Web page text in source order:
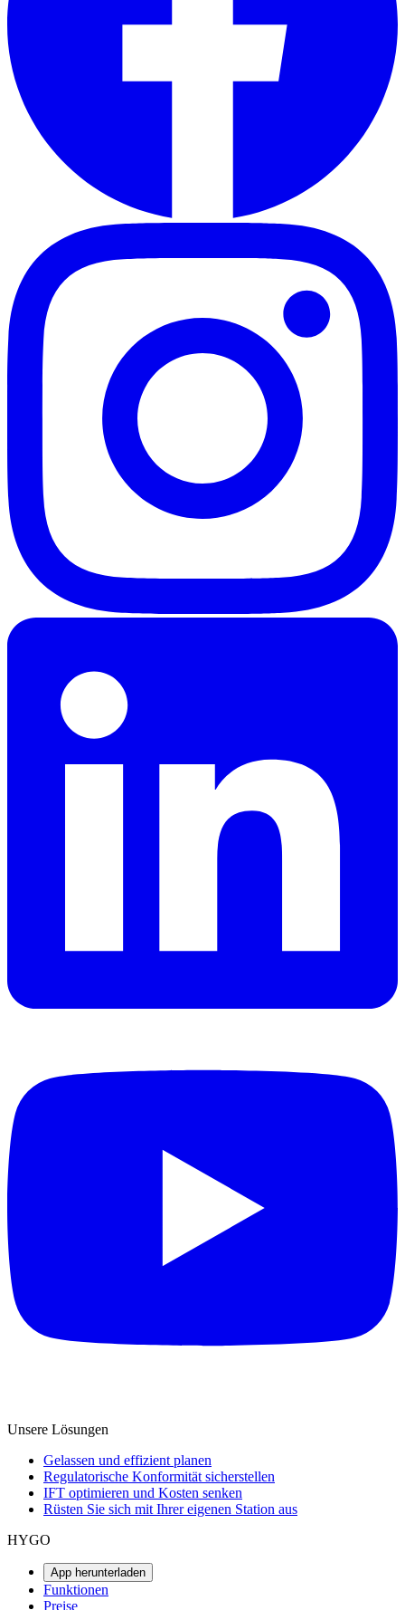
Unsere Lösungen
Gelassen und effizient planen
Regulatorische Konformität sicherstellen
IFT optimieren und Kosten senken
Rüsten Sie sich mit Ihrer eigenen Station aus
HYGO
App herunterladen
Funktionen
Preise